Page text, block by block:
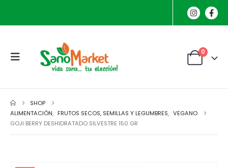
0
SHOP
ALIMENTACIÓN, FRUTOS SECOS, SEMILLAS Y LEGUMBRES, VEGANO
GOJI BERRY DESHIDRATADO SILVESTRE 150 GR